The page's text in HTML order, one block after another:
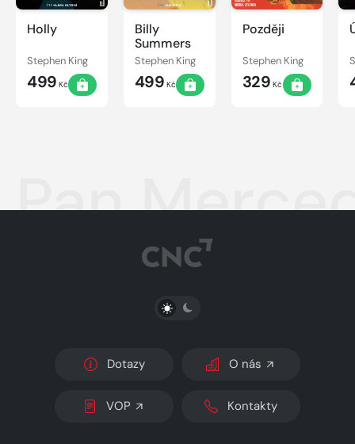
Holly
Stephen King
499 Kč
Billy
Summers
Stephen King
499 Kč
Později
Stephen King
329 Kč
Pan
PŘEPNOUT SVĚTLÝ/TMAVÝ REŽIM
Dotazy O nás
VOP Kontakty